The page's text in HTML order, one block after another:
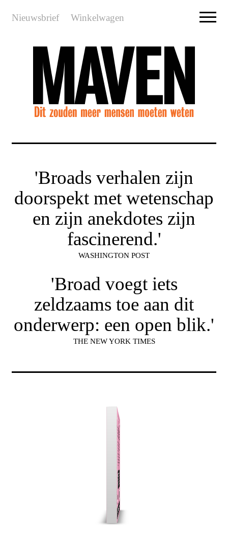
Nieuwsbrief Winkelwagen
'Broads verhalen zijn
doorspekt met wetenschap
en zijn anekdotes zijn
fascinerend.'
WASHINGTON POST
'Broad voegt iets
zeldzaams toe aan dit
onderwerp: een open blik.'
THE NEW YORK TIMES